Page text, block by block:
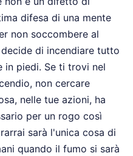
difesa di una mente
non soccombere al
di incendiare tutto
in piedi. Se ti trovi nel
non cercare
nelle tue azioni, ha
per un rogo così
sarà l'unica cosa di
quando il fumo si sarà